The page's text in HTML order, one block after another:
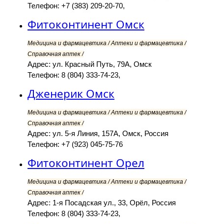
Телефон: +7 (383) 209-20-70,
Фитоконтинент Омск
Медицина и фармацевтика / Аптеки и фармацевтика /
Справочная аптек /
Адрес: ул. Красный Путь, 79А, Омск
Телефон: 8 (804) 333-74-23,
Дженерик Омск
Медицина и фармацевтика / Аптеки и фармацевтика /
Справочная аптек /
Адрес: ул. 5-я Линия, 157А, Омск, Россия
Телефон: +7 (923) 045-75-76
Фитоконтинент Орел
Медицина и фармацевтика / Аптеки и фармацевтика /
Справочная аптек /
Адрес: 1-я Посадская ул., 33, Орёл, Россия
Телефон: 8 (804) 333-74-23,